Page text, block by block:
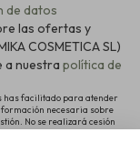
de datos
las ofertas y
COSMETICA SL)
a nuestra política de
has facilitado para atender
necesaria sobre
No se realizará cesión
manifestado para
de acceso,